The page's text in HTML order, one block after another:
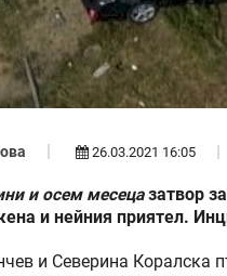
26.03.2021 16:05
и осем месецазатвор
и нейния приятел.
и Северинa Коралска